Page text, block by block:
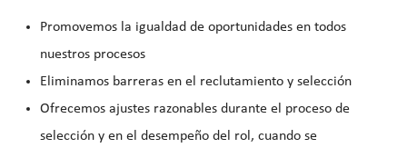
Promovemos la igualdad de oportunidades en todos
nuestros procesos
Eliminamos barreras en el reclutamiento y selección
Ofrecemos ajustes razonables durante el proceso de
selección y en el desempeño del rol, cuando se